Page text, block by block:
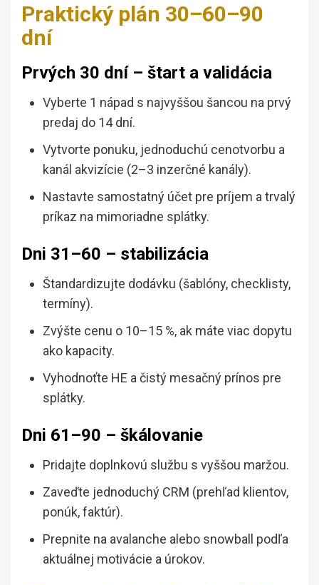
Praktický plán 30–60–90
dní
Prvých 30 dní – štart a validácia
Vyberte 1 nápad s najvyššou šancou na prvý
predaj do 14 dní.
Vytvorte ponuku, jednoduchú cenotvorbu a
kanál akvizície (2–3 inzerčné kanály).
Nastavte samostatný účet pre príjem a trvalý
príkaz na mimoriadne splátky.
Dni 31–60 – stabilizácia
Štandardizujte dodávku (šablóny, checklisty,
termíny).
Zvýšte cenu o 10–15 %, ak máte viac dopytu
ako kapacity.
Vyhodnoťte HE a čistý mesačný prínos pre
splátky.
Dni 61–90 – škálovanie
Pridajte doplnkovú službu s vyššou maržou.
Zaveďte jednoduchý CRM (prehľad klientov,
ponúk, faktúr).
Prepnite na avalanche alebo snowball podľa
aktuálnej motivácie a úrokov.